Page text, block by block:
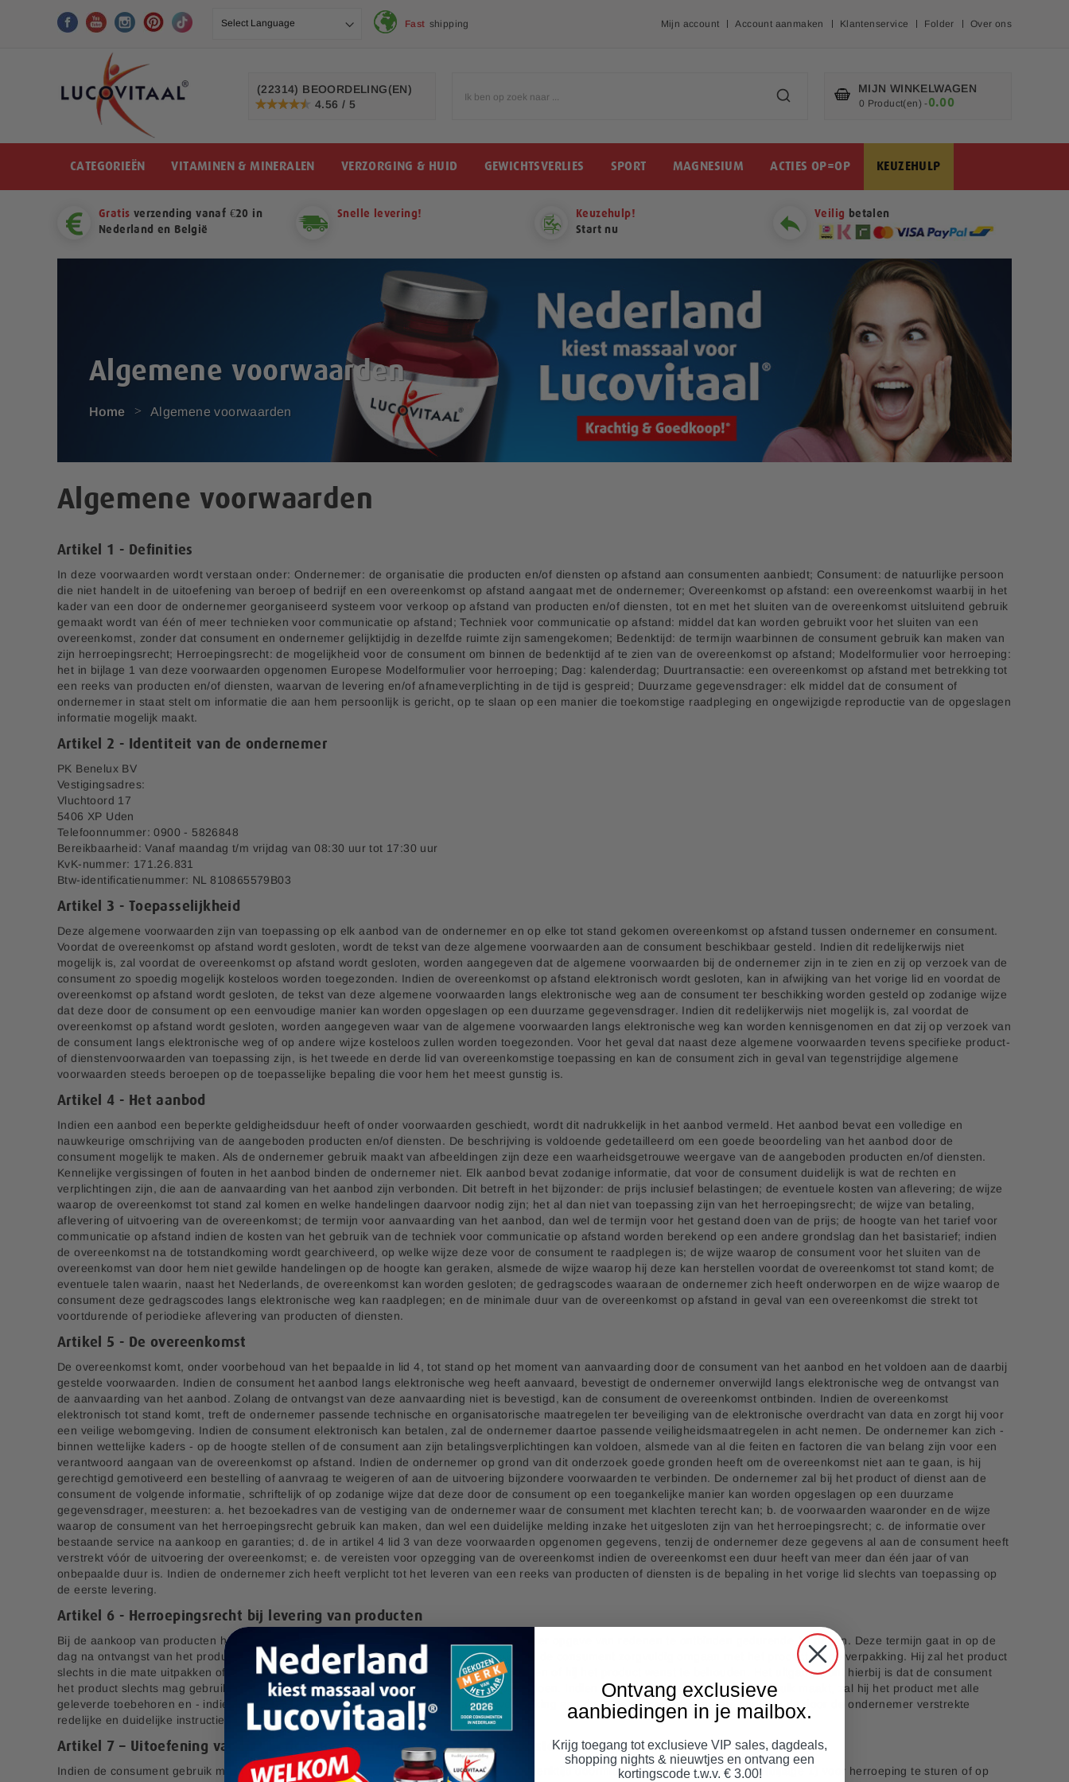
Ga
Fast shipping Account aanmaken Klantenservice Folder Over ons
Mijn account
(22314) BEOORDELING(EN)
4.56 / 5
MIJN WINKELWAGEN
0 Product(en) - €
0.00
CATEGORIEËN VITAMINEN & MINERALEN VERZORGING & HUID GEWICHTSVERLIES SPORT MAGNESIUM ACTIES OP=OP KEUZEHULP
Gratis verzending vanaf €20 in
Nederland en België
Snelle levering!
Keuzehulp!
Start nu
Veilig betalen
Algemene voorwaarden
Home Algemene voorwaarden
Algemene voorwaarden
Artikel 1 - Definities
In deze voorwaarden wordt verstaan onder: Ondernemer: de organisatie die producten en/of diensten op afstand aan consumenten aanbiedt; Consument: de natuurlijke persoon
die niet handelt in de uitoefening van beroep of bedrijf en een overeenkomst op afstand aangaat met de ondernemer; Overeenkomst op afstand: een overeenkomst waarbij in het
kader van een door de ondernemer georganiseerd systeem voor verkoop op afstand van producten en/of diensten, tot en met het sluiten van de overeenkomst uitsluitend gebruik
gemaakt wordt van één of meer technieken voor communicatie op afstand; Techniek voor communicatie op afstand: middel dat kan worden gebruikt voor het sluiten van een
overeenkomst, zonder dat consument en ondernemer gelijktijdig in dezelfde ruimte zijn samengekomen; Bedenktijd: de termijn waarbinnen de consument gebruik kan maken van
zijn herroepingsrecht; Herroepingsrecht: de mogelijkheid voor de consument om binnen de bedenktijd af te zien van de overeenkomst op afstand; Modelformulier voor herroeping:
het in bijlage 1 van deze voorwaarden opgenomen Europese Modelformulier voor herroeping; Dag: kalenderdag; Duurtransactie: een overeenkomst op afstand met betrekking tot
een reeks van producten en/of diensten, waarvan de levering en/of afnameverplichting in de tijd is gespreid; Duurzame gegevensdrager: elk middel dat de consument of
ondernemer in staat stelt om informatie die aan hem persoonlijk is gericht, op te slaan op een manier die toekomstige raadpleging en ongewijzigde reproductie van de opgeslagen
informatie mogelijk maakt.
Artikel 2 - Identiteit van de ondernemer
PK Benelux BV
Vestigingsadres:
Vluchtoord 17
5406 XP Uden
Telefoonnummer: 0900 - 5826848
Bereikbaarheid: Vanaf maandag t/m vrijdag van 08:30 uur tot 17:30 uur
KvK-nummer: 171.26.831
Btw-identificatienummer: NL 810865579B03
Artikel 3 - Toepasselijkheid
Deze algemene voorwaarden zijn van toepassing op elk aanbod van de ondernemer en op elke tot stand gekomen overeenkomst op afstand tussen ondernemer en consument.
Voordat de overeenkomst op afstand wordt gesloten, wordt de tekst van deze algemene voorwaarden aan de consument beschikbaar gesteld. Indien dit redelijkerwijs niet
mogelijk is, zal voordat de overeenkomst op afstand wordt gesloten, worden aangegeven dat de algemene voorwaarden bij de ondernemer zijn in te zien en zij op verzoek van de
consument zo spoedig mogelijk kosteloos worden toegezonden. Indien de overeenkomst op afstand elektronisch wordt gesloten, kan in afwijking van het vorige lid en voordat de
overeenkomst op afstand wordt gesloten, de tekst van deze algemene voorwaarden langs elektronische weg aan de consument ter beschikking worden gesteld op zodanige wijze
dat deze door de consument op een eenvoudige manier kan worden opgeslagen op een duurzame gegevensdrager. Indien dit redelijkerwijs niet mogelijk is, zal voordat de
overeenkomst op afstand wordt gesloten, worden aangegeven waar van de algemene voorwaarden langs elektronische weg kan worden kennisgenomen en dat zij op verzoek van
de consument langs elektronische weg of op andere wijze kosteloos zullen worden toegezonden. Voor het geval dat naast deze algemene voorwaarden tevens specifieke product-
of dienstenvoorwaarden van toepassing zijn, is het tweede en derde lid van overeenkomstige toepassing en kan de consument zich in geval van tegenstrijdige algemene
voorwaarden steeds beroepen op de toepasselijke bepaling die voor hem het meest gunstig is.
Artikel 4 - Het aanbod
Indien een aanbod een beperkte geldigheidsduur heeft of onder voorwaarden geschiedt, wordt dit nadrukkelijk in het aanbod vermeld. Het aanbod bevat een volledige en
nauwkeurige omschrijving van de aangeboden producten en/of diensten. De beschrijving is voldoende gedetailleerd om een goede beoordeling van het aanbod door de
consument mogelijk te maken. Als de ondernemer gebruik maakt van afbeeldingen zijn deze een waarheidsgetrouwe weergave van de aangeboden producten en/of diensten.
Kennelijke vergissingen of fouten in het aanbod binden de ondernemer niet. Elk aanbod bevat zodanige informatie, dat voor de consument duidelijk is wat de rechten en
verplichtingen zijn, die aan de aanvaarding van het aanbod zijn verbonden. Dit betreft in het bijzonder: de prijs inclusief belastingen; de eventuele kosten van aflevering; de wijze
waarop de overeenkomst tot stand zal komen en welke handelingen daarvoor nodig zijn; het al dan niet van toepassing zijn van het herroepingsrecht; de wijze van betaling,
aflevering of uitvoering van de overeenkomst; de termijn voor aanvaarding van het aanbod, dan wel de termijn voor het gestand doen van de prijs; de hoogte van het tarief voor
communicatie op afstand indien de kosten van het gebruik van de techniek voor communicatie op afstand worden berekend op een andere grondslag dan het basistarief; indien
de overeenkomst na de totstandkoming wordt gearchiveerd, op welke wijze deze voor de consument te raadplegen is; de wijze waarop de consument voor het sluiten van de
overeenkomst van door hem niet gewilde handelingen op de hoogte kan geraken, alsmede de wijze waarop hij deze kan herstellen voordat de overeenkomst tot stand komt; de
eventuele talen waarin, naast het Nederlands, de overeenkomst kan worden gesloten; de gedragscodes waaraan de ondernemer zich heeft onderworpen en de wijze waarop de
consument deze gedragscodes langs elektronische weg kan raadplegen; en de minimale duur van de overeenkomst op afstand in geval van een overeenkomst die strekt tot
voortdurende of periodieke aflevering van producten of diensten.
Artikel 5 - De overeenkomst
De overeenkomst komt, onder voorbehoud van het bepaalde in lid 4, tot stand op het moment van aanvaarding door de consument van het aanbod en het voldoen aan de daarbij
gestelde voorwaarden. Indien de consument het aanbod langs elektronische weg heeft aanvaard, bevestigt de ondernemer onverwijld langs elektronische weg de ontvangst van
de aanvaarding van het aanbod. Zolang de ontvangst van deze aanvaarding niet is bevestigd, kan de consument de overeenkomst ontbinden. Indien de overeenkomst
elektronisch tot stand komt, treft de ondernemer passende technische en organisatorische maatregelen ter beveiliging van de elektronische overdracht van data en zorgt hij voor
een veilige webomgeving. Indien de consument elektronisch kan betalen, zal de ondernemer daartoe passende veiligheidsmaatregelen in acht nemen. De ondernemer kan zich -
binnen wettelijke kaders - op de hoogte stellen of de consument aan zijn betalingsverplichtingen kan voldoen, alsmede van al die feiten en factoren die van belang zijn voor een
verantwoord aangaan van de overeenkomst op afstand. Indien de ondernemer op grond van dit onderzoek goede gronden heeft om de overeenkomst niet aan te gaan, is hij
gerechtigd gemotiveerd een bestelling of aanvraag te weigeren of aan de uitvoering bijzondere voorwaarden te verbinden. De ondernemer zal bij het product of dienst aan de
consument de volgende informatie, schriftelijk of op zodanige wijze dat deze door de consument op een toegankelijke manier kan worden opgeslagen op een duurzame
gegevensdrager, meesturen: a. het bezoekadres van de vestiging van de ondernemer waar de consument met klachten terecht kan; b. de voorwaarden waaronder en de wijze
waarop de consument van het herroepingsrecht gebruik kan maken, dan wel een duidelijke melding inzake het uitgesloten zijn van het herroepingsrecht; c. de informatie over
bestaande service na aankoop en garanties; d. de in artikel 4 lid 3 van deze voorwaarden opgenomen gegevens, tenzij de ondernemer deze gegevens al aan de consument heeft
verstrekt vóór de uitvoering der overeenkomst; e. de vereisten voor opzegging van de overeenkomst indien de overeenkomst een duur heeft van meer dan één jaar of van
onbepaalde duur is. Indien de ondernemer zich heeft verplicht tot het leveren van een reeks van producten of diensten is de bepaling in het vorige lid slechts van toepassing op
de eerste levering.
Artikel 6 - Herroepingsrecht bij levering van producten
Bij de aankoop van producten heeft de consument de mogelijkheid de overeenkomst zonder opgave van redenen te ontbinden gedurende 14 dagen. Deze termijn gaat in op de
dag na ontvangst van het product door of namens de consument. Tijdens deze termijn zal de consument zorgvuldig omgaan met het product en de verpakking. Hij zal het product
slechts in die mate uitpakken of gebruiken voor zover dat nodig is om te kunnen beoordelen of hij het product wenst te behouden. Het uitgangspunt hierbij is dat de consument
het product slechts mag gebruiken en inspecteren zoals hij dat in een winkel zou mogen doen. Indien hij van zijn herroepingsrecht gebruik maakt, zal hij het product met alle
geleverde toebehoren en - indien redelijkerwijze mogelijk - in de originele staat en verpakking aan de ondernemer retourneren, conform de door de ondernemer verstrekte
redelijke en duidelijke instructies.
Artikel 7 – Uitoefening van het herroepingsrecht door consument en kosten daarvan
Indien de consument gebruik maakt van zijn Herroepingsrecht, meldt hij dit binnen de bedenktijd doormiddel van hetModelformulier (bijlage 1) voor herroeping te sturen of op
Ontvang exclusieve
aanbiedingen in je mailbox.
Krijg toegang tot exclusieve VIP sales, dagdeals,
shopping nights & nieuwtjes en ontvang een
kortingscode t.w.v. € 3.00!